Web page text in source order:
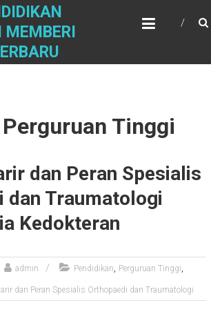
Tinggi
dan Peran Spesialis
dan Traumatologi
Kedokteran
admin Pendidikan, Perguruan Tinggi,
dan Peran Spesialis Orthopaedi dan Traumatologi